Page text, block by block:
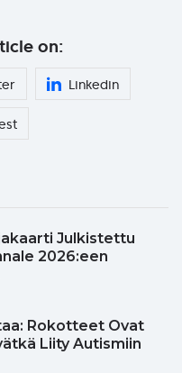
on:
Linkedin
Julkistettu
2026:een
Rokotteet Ovat
Liity Autismiin